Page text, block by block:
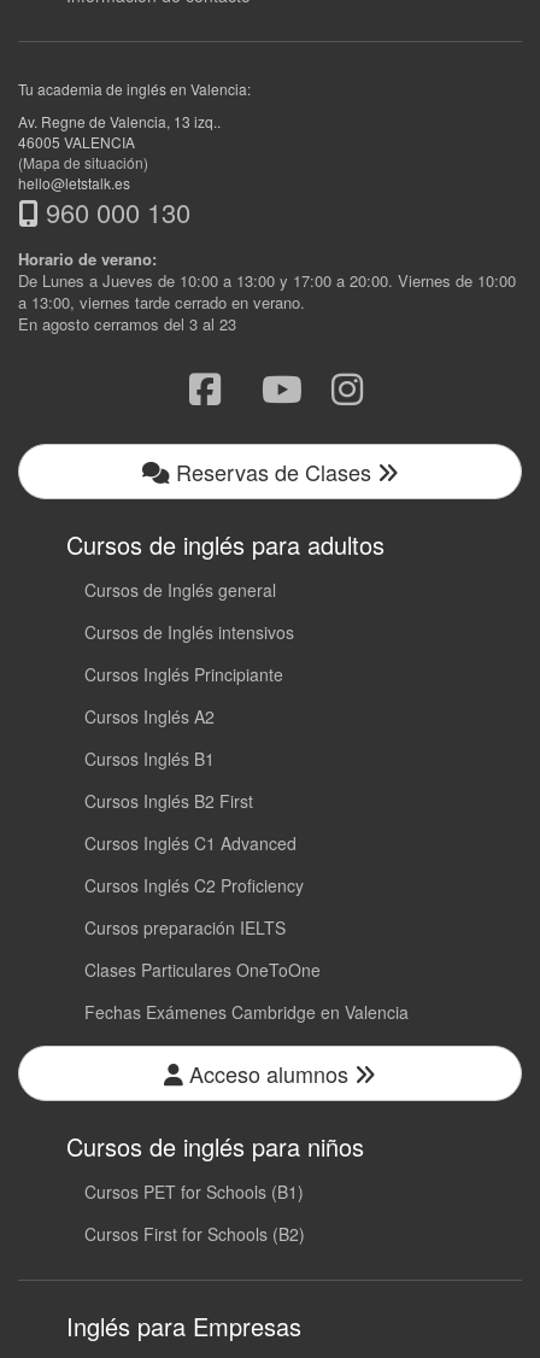
Tu academia de inglés en Valencia:
Av. Regne de Valencia, 13 izq..
46005 VALENCIA
(Mapa de situación)
hello@letstalk.es
960 000 130
Horario de verano:
De Lunes a Jueves de 10:00 a 13:00 y 17:00 a 20:00. Viernes de 10:00
a 13:00, viernes tarde cerrado en verano.
En agosto cerramos del 3 al 23
Reservas de Clases
Cursos de inglés para adultos
Cursos de Inglés general
Cursos de Inglés intensivos
Cursos Inglés Principiante
Cursos Inglés A2
Cursos Inglés B1
Cursos Inglés B2 First
Cursos Inglés C1 Advanced
Cursos Inglés C2 Proficiency
Cursos preparación IELTS
Clases Particulares OneToOne
Fechas Exámenes Cambridge en Valencia
Acceso alumnos
Cursos de inglés para niños
Cursos PET for Schools (B1)
Cursos First for Schools (B2)
Inglés para Empresas